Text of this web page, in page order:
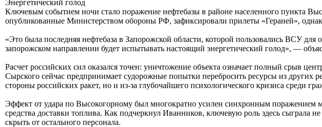
Энергетический голод
Ключевым событием ночи стало поражение нефтебазы в районе населенного пункта
опубликованные Министерством обороны РФ, зафиксировали прилеты «Гераней»,
«Это была последняя нефтебаза в Запорожской области, которой пользовались ВСУ
запорожском направлении будет испытывать настоящий энергетический голод», —
Расчет российских сил оказался точен: уничтожение объекта означает полный срыв
Сырского сейчас предпринимает судорожные попытки перебросить ресурсы из
стороны российских ракет, но и из-за глубочайшего психологического кризиса среди
Эффект от удара по Высокогорному был многократно усилен синхронным
средства доставки топлива. Как подчеркнул Иванников, ключевую роль здесь
скрыть от остального персонала.